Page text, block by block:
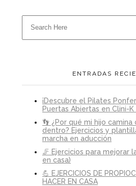
ENTRADAS
¡Descubre el Pilates
Puertas Abiertas en Clini-
👣 ¿Por qué mi hijo camina
dentro? Ejercicios y
marcha en aducción
🦵 Ejercicios para mejorar
en casa)
💪 EJERCICIOS DE
HACER EN CASA